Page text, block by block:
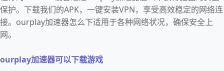
保护。下载我们的APK，一键安装VPN，享受高效稳定的网络连
接。ourplay加速器怎么下适用于各种网络状况，确保安全上
网。
ourplay加速器可以下载游戏